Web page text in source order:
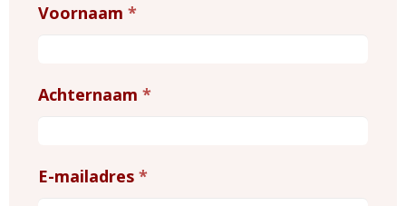
Sollicitatie
Voornaam *
Achternaam *
E-mailadres *